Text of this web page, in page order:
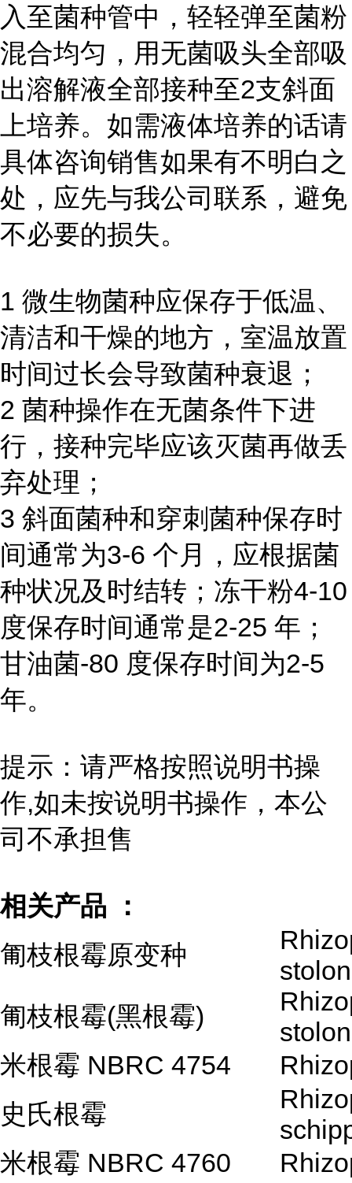
入至菌种管中，轻轻弹至菌粉
混合均匀，用无菌吸头全部吸
出溶解液全部接种至2支斜面
上培养。如需液体培养的话请
具体咨询销售如果有不明白之
处，应先与我公司联系，避免
不必要的损失。
1 微生物菌种应保存于低温、
清洁和干燥的地方，室温放置
时间过长会导致菌种衰退；
2 菌种操作在无菌条件下进
行，接种完毕应该灭菌再做丢
弃处理；
3 斜面菌种和穿刺菌种保存时
间通常为3-6 个月，应根据菌
种状况及时结转；冻干粉4-10
度保存时间通常是2-25 年；
甘油菌-80 度保存时间为2-5
年。
提示：请严格按照说明书操
作,如未按说明书操作，本公
司不承担售
相关产品 ：
匍枝根霉原变种
匍枝根霉(黑根霉)
米根霉 NBRC 4754
史氏根霉
米根霉 NBRC 4760